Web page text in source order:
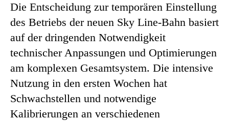
Die Entscheidung zur temporären Einstellung
des Betriebs der neuen Sky Line-Bahn basiert
auf der dringenden Notwendigkeit
technischer Anpassungen und Optimierungen
am komplexen Gesamtsystem. Die intensive
Nutzung in den ersten Wochen hat
Schwachstellen und notwendige
Kalibrierungen an verschiedenen